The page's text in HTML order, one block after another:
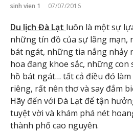
sinh vien 1 07/07/2016
Du lịch Đà Lạt luôn là một sự
những tín đồ của sự lãng
bát ngát, những tia nắng nhảy
hoa đang khoe sắc, những
hồ bát ngát… tất cả điều đó
riêng, rất nên thơ và say đắm
Hãy đến với Đà Lạt để tận
tuyệt vời và khám phá nét
thành phố cao nguyên.